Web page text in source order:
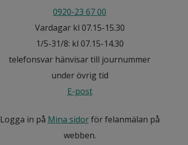
0920-23 67 00
Vardagar kl 07.15-15.30
1/5-31/8: kl 07.15-14.30
telefonsvar hänvisar till journummer
under övrig tid
E-post
Logga in på Mina sidorför felanmälan på
webben.